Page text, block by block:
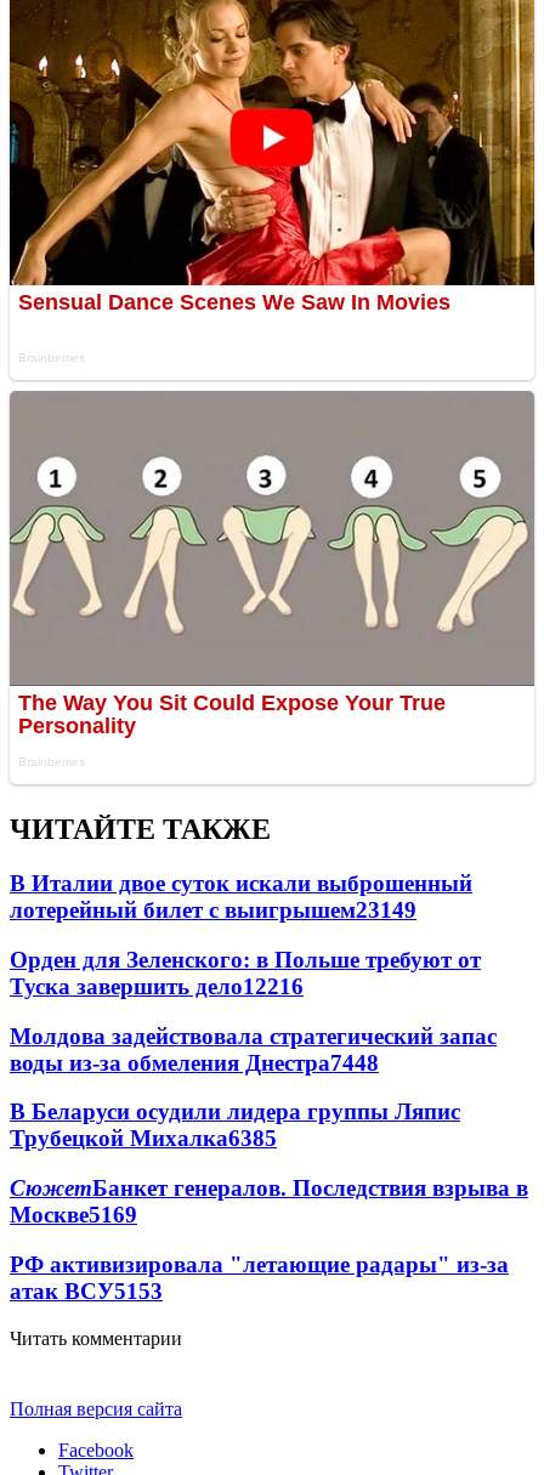
ЧИТАЙТЕ ТАКЖЕ
В Италии двое суток искали выброшенный
лотерейный билет с выигрышем23149
Орден для Зеленского: в Польше требуют от
Туска завершить дело12216
Молдова задействовала стратегический запас
воды из-за обмеления Днестра7448
В Беларуси осудили лидера группы Ляпис
Трубецкой Михалка6385
СюжетБанкет генералов. Последствия взрыва в
Москве5169
РФ активизировала "летающие радары" из-за
атак ВСУ5153
Читать комментарии
Полная версия сайта
Facebook